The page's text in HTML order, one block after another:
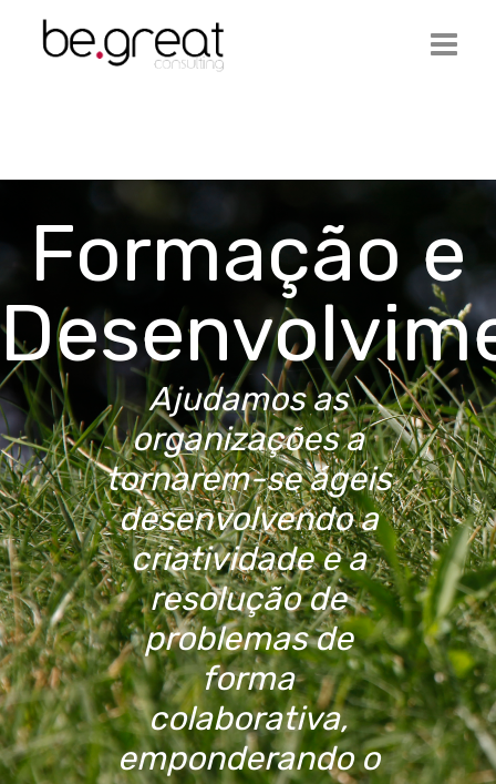
Serviços
Ofertas de Emprego
Artigos
Contactos
Login
Formação e
Ajudamos as
organizações a
tornarem-se ágeis
desenvolvendo a
criatividade e a
resolução de
problemas de
forma
colaborativa,
emponderando o